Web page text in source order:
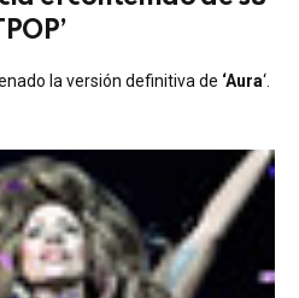
la versión definitiva de ‘Aura‘.